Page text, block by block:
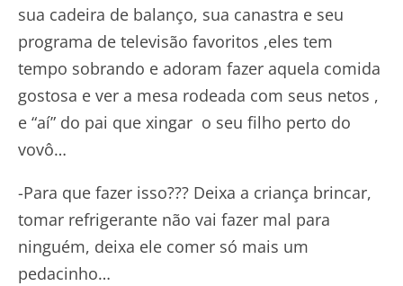
sua cadeira de balanço, sua canastra e seu
programa de televisão favoritos ,eles tem
tempo sobrando e adoram fazer aquela comida
gostosa e ver a mesa rodeada com seus netos ,
e “aí” do pai que xingar o seu filho perto do
vovô…
-Para que fazer isso??? Deixa a criança brincar,
tomar refrigerante não vai fazer mal para
ninguém, deixa ele comer só mais um
pedacinho…